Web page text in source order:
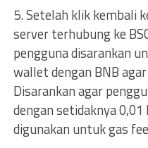
5. Setelah klik kembali
server terhubung ke
pengguna disarankan
wallet dengan BNB
Disarankan agar
dengan setidaknya 0,01
digunakan untuk gas